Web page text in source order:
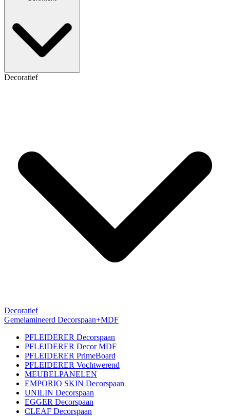
Decoratief
Decoratief
Gemelamineerd Decorspaan+MDF
PFLEIDERER Decorspaan
PFLEIDERER Decor MDF
PFLEIDERER PrimeBoard
PFLEIDERER Vochtwerend
MEUBELPANELEN
EMPORIO SKIN Decorspaan
UNILIN Decorspaan
EGGER Decorspaan
CLEAF Decorspaan